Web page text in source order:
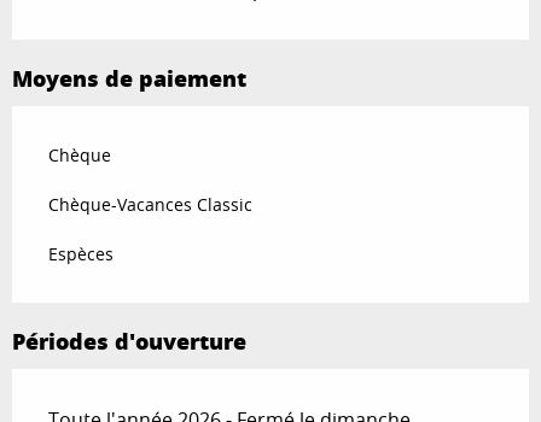
Moyens de paiement
Chèque
Chèque-Vacances Classic
Espèces
Périodes d'ouverture